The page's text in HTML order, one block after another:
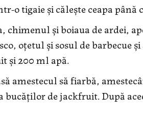
o tigaie și călește ceapa până
chimenul și boiaua de ardei,
oțetul și sosul de barbecue
și 200 ml apă.
amestecul să fiarbă,
bucăților de jackfruit. După